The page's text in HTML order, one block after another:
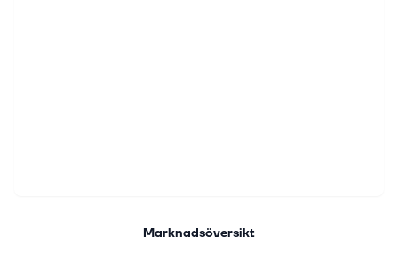
Marknadsöversikt